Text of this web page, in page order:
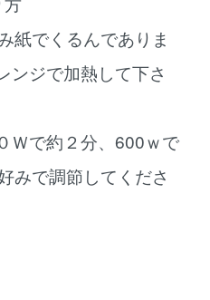
紙でくるんでありま
ンジで加熱して下さ
Ｗで約２分、600ｗで
みで調節してくださ